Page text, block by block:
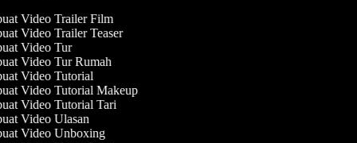
Video Trailer Film
Video Trailer Teaser
Video Tur
Video Tur Rumah
Video Tutorial
Video Tutorial Makeup
Video Tutorial Tari
Video Ulasan
Video Unboxing